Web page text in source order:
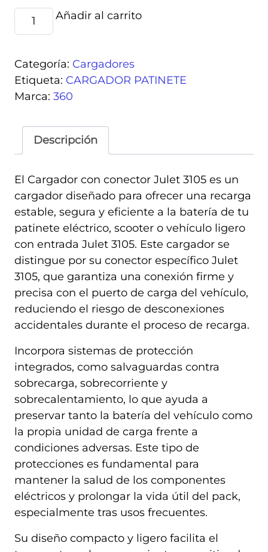
Cargador
48v
54,6v)
2A
conector
3105
cantidad
Añadir al carrito
Categoría: Cargadores
Etiqueta: CARGADOR PATINETE
Marca: 360
Descripción
El Cargador con conector Julet 3105 es un
cargador diseñado para ofrecer una recarga
estable, segura y eficiente a la batería de tu
patinete eléctrico, scooter o vehículo ligero
con entrada Julet 3105. Este cargador se
distingue por su conector específico Julet
3105, que garantiza una conexión firme y
precisa con el puerto de carga del vehículo,
reduciendo el riesgo de desconexiones
accidentales durante el proceso de recarga.
Incorpora sistemas de protección
integrados, como salvaguardas contra
sobrecarga, sobrecorriente y
sobrecalentamiento, lo que ayuda a
preservar tanto la batería del vehículo como
la propia unidad de carga frente a
condiciones adversas. Este tipo de
protecciones es fundamental para
mantener la salud de los componentes
eléctricos y prolongar la vida útil del pack,
especialmente tras usos frecuentes.
Su diseño compacto y ligero facilita el